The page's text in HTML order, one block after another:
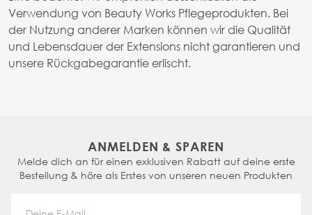
Verwendung von Beauty Works Pflegeprodukten. Bei
der Nutzung anderer Marken können wir die Qualität
und Lebensdauer der Extensions nicht garantieren und
unsere Rückgabegarantie erlischt.
ANMELDEN & SPAREN
Melde dich an für einen exklusiven Rabatt auf deine erste
Bestellung & höre als Erstes von unseren neuen Produkten